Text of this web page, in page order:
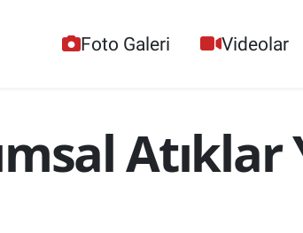
Foto Galeri Videolar
Atıklar